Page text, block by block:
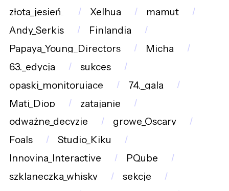
złota_jesień_
Xelhua
mamut
Andy_Serkis
Finlandia
Papaya_Young_Directors
Micha
63._edycja
sukces
opaski_monitorujące
74._gala
Mati_Diop
zatajanie
odważne_decyzje
growe_Oscary
Foals
Studio_Kiku
Innovina_Interactive
PQube
szklaneczka_whisky
sekcje